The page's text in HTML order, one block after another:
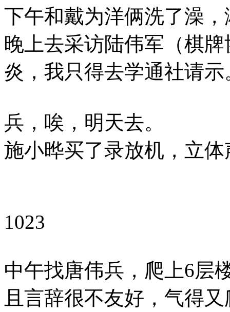
下午和戴为洋俩洗了澡
晚上去采访陆伟军（棋
炎，我只得去学通社请
兵，唉，明天去。
施小晔买了录放机，立
1023
中午找唐伟兵，爬上6层
且言辞很不友好，气得